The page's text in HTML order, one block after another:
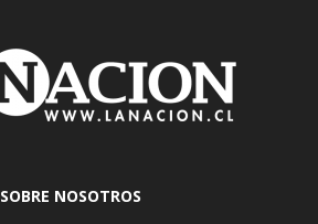
SOBRE NOSOTROS